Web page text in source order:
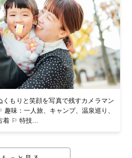
くもりと笑顔を写真で残すカメラマン
趣味：一人旅、キャンプ、温泉巡り、
着 ⚐ 特技...